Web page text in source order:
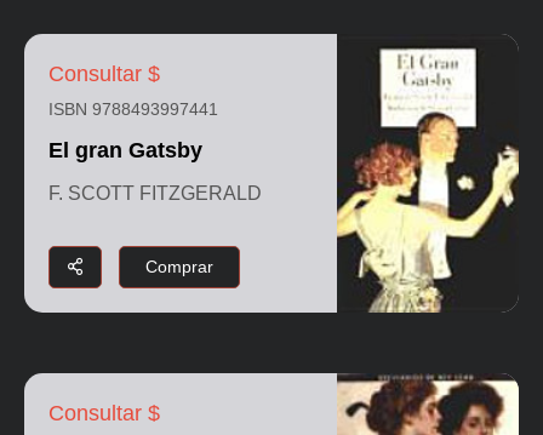
Consultar $
ISBN 9788493997441
El gran Gatsby
F. SCOTT FITZGERALD
Comprar
Consultar $